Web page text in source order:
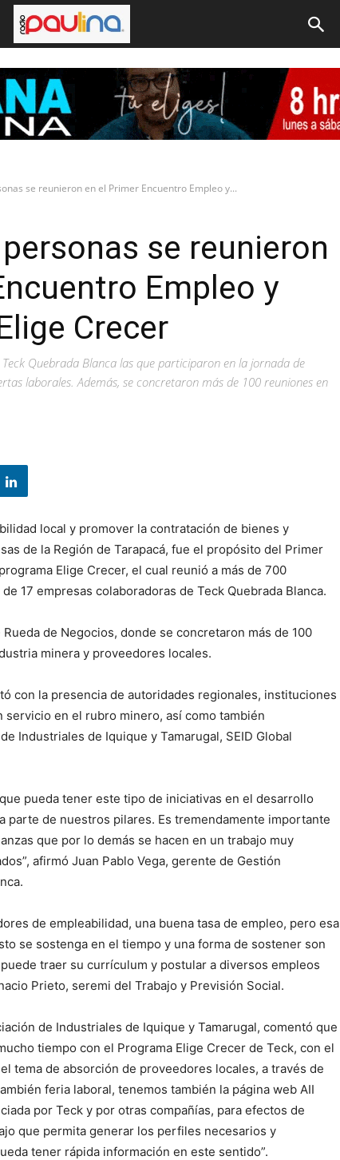
se reunieron en el Primer Encuentro Empleo y...
se reunieron
Empleo y
Crecer
Quebrada Blanca las que participaron en la jornada de
laborales. Además, se concretaron más de 100 reuniones en
local y promover la contratación de bienes y
de la Región de Tarapacá, fue el propósito del Primer
Elige Crecer, el cual reunió a más de 700
17 empresas colaboradoras de Teck Quebrada Blanca.
de Negocios, donde se concretaron más de 100
minera y proveedores locales.
con la presencia de autoridades regionales, instituciones
en el rubro minero, así como también
Industriales de Iquique y Tamarugal, SEID Global
pueda tener este tipo de iniciativas en el desarrollo
parte de nuestros pilares. Es tremendamente importante
que por lo demás se hacen en un trabajo muy
afirmó Juan Pablo Vega, gerente de Gestión
de empleabilidad, una buena tasa de empleo, pero esa
se sostenga en el tiempo y una forma de sostener son
traer su currículum y postular a diversos empleos
Prieto, seremi del Trabajo y Previsión Social.
de Industriales de Iquique y Tamarugal, comentó que
tiempo con el Programa Elige Crecer de Teck, con el
tema de absorción de proveedores locales, a través de
feria laboral, tenemos también la página web AII
por Teck y por otras compañías, para efectos de
que permita generar los perfiles necesarios y
tener rápida información en este sentido”.